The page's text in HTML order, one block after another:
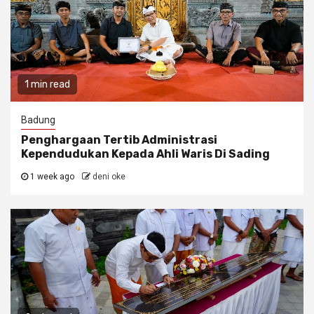
1 min read
Badung
Penghargaan Tertib Administrasi
Kependudukan Kepada Ahli Waris Di Sading
1 week ago deni oke